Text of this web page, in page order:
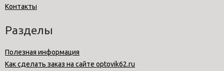
Контакты
Разделы
Полезная информация
Как сделать заказ на сайте optovik62.ru